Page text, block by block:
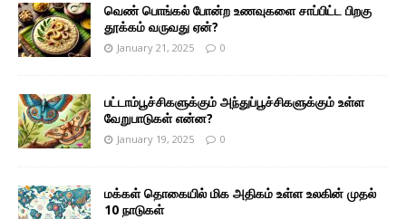
வெண் பொங்கல் போன்ற உணவுகளை சாப்பிட்ட பிறகு
தூக்கம் வருவது ஏன்?
January 21, 2025 0
பட்டாம்பூச்சிகளுக்கும் அந்துப்பூச்சிகளுக்கும் உள்ள
வேறுபாடுகள் என்ன?
January 19, 2025 0
மக்கள் தொகையில் மிக அதிகம் உள்ள உலகின் முதல்
10 நாடுகள்